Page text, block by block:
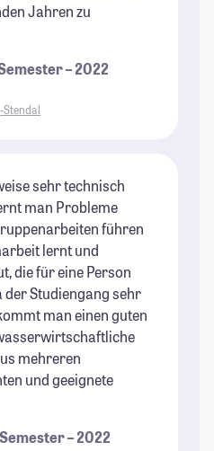
Jahren zu
– 2022
Stendal
sehr technisch
man Probleme
führen
lernt und
die für eine Person
Studiengang sehr
man einen guten
mehreren
und geeignete
– 2022